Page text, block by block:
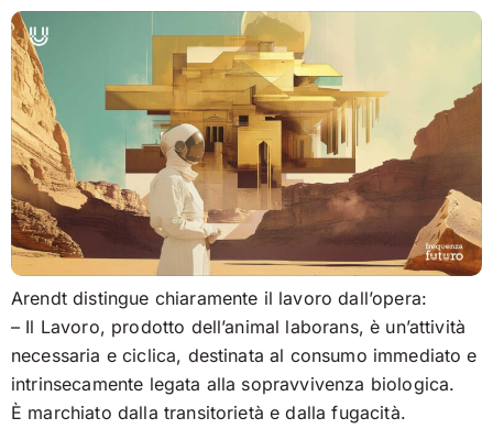
Arendt distingue chiaramente il lavoro dall’opera:
– Il Lavoro, prodotto dell’animal laborans, è un’attività
necessaria e ciclica, destinata al consumo immediato e
intrinsecamente legata alla sopravvivenza biologica.
È marchiato dalla transitorietà e dalla fugacità.